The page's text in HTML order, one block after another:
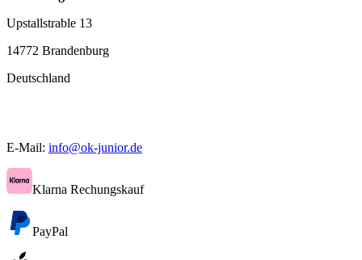
Upstallstrable 13
14772 Brandenburg
Deutschland
E-Mail: info@ok-junior.de
Klarna Rechungskauf
PayPal